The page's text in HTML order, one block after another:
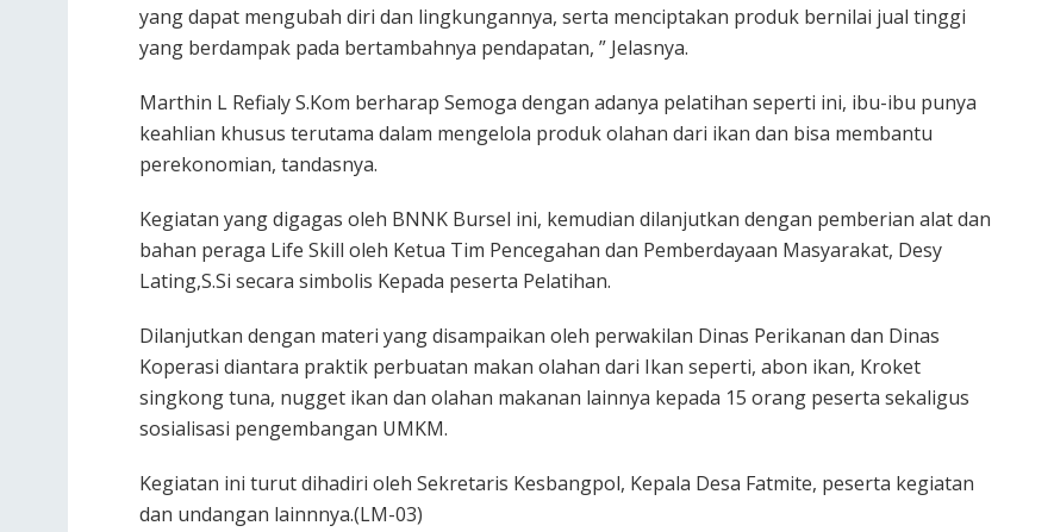
yang dapat mengubah diri dan lingkungannya, serta menciptakan produk bernilai jual tinggi
yang berdampak pada bertambahnya pendapatan, ” Jelasnya.
Marthin L Refialy S.Kom berharap Semoga dengan adanya pelatihan seperti ini, ibu-ibu punya
keahlian khusus terutama dalam mengelola produk olahan dari ikan dan bisa membantu
perekonomian, tandasnya.
Kegiatan yang digagas oleh BNNK Bursel ini, kemudian dilanjutkan dengan pemberian alat dan
bahan peraga Life Skill oleh Ketua Tim Pencegahan dan Pemberdayaan Masyarakat, Desy
Lating,S.Si secara simbolis Kepada peserta Pelatihan.
Dilanjutkan dengan materi yang disampaikan oleh perwakilan Dinas Perikanan dan Dinas
Koperasi diantara praktik perbuatan makan olahan dari Ikan seperti, abon ikan, Kroket
singkong tuna, nugget ikan dan olahan makanan lainnya kepada 15 orang peserta sekaligus
sosialisasi pengembangan UMKM.
Kegiatan ini turut dihadiri oleh Sekretaris Kesbangpol, Kepala Desa Fatmite, peserta kegiatan
dan undangan lainnnya.(LM-03)